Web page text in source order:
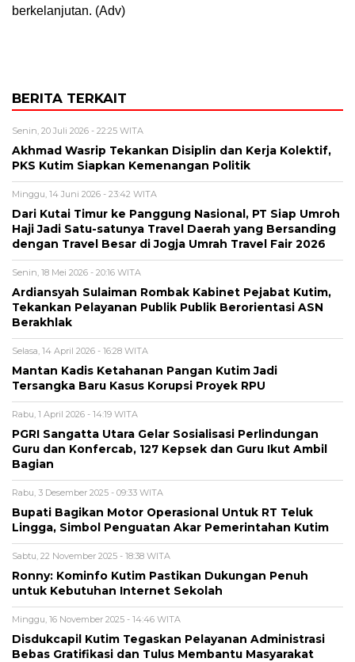
berkelanjutan. (Adv)
BERITA TERKAIT
Senin, 20 Juli 2026 - 22:25 WITA
Akhmad Wasrip Tekankan Disiplin dan Kerja Kolektif,
PKS Kutim Siapkan Kemenangan Politik
Minggu, 14 Juni 2026 - 23:42 WITA
Dari Kutai Timur ke Panggung Nasional, PT Siap Umroh
Haji Jadi Satu-satunya Travel Daerah yang Bersanding
dengan Travel Besar di Jogja Umrah Travel Fair 2026
Senin, 18 Mei 2026 - 20:16 WITA
Ardiansyah Sulaiman Rombak Kabinet Pejabat Kutim,
Tekankan Pelayanan Publik Publik Berorientasi ASN
Berakhlak
Selasa, 14 April 2026 - 16:28 WITA
Mantan Kadis Ketahanan Pangan Kutim Jadi
Tersangka Baru Kasus Korupsi Proyek RPU
Rabu, 1 April 2026 - 14:19 WITA
PGRI Sangatta Utara Gelar Sosialisasi Perlindungan
Guru dan Konfercab, 127 Kepsek dan Guru Ikut Ambil
Bagian
Rabu, 3 Desember 2025 - 09:33 WITA
Bupati Bagikan Motor Operasional Untuk RT Teluk
Lingga, Simbol Penguatan Akar Pemerintahan Kutim
Sabtu, 22 November 2025 - 18:38 WITA
Ronny: Kominfo Kutim Pastikan Dukungan Penuh
untuk Kebutuhan Internet Sekolah
Minggu, 16 November 2025 - 14:46 WITA
Disdukcapil Kutim Tegaskan Pelayanan Administrasi
Bebas Gratifikasi dan Tulus Membantu Masyarakat